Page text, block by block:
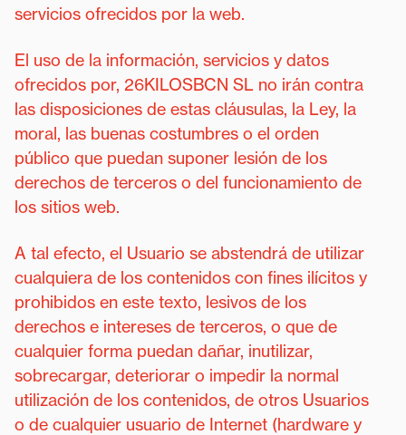
servicios ofrecidos por la web.
El uso de la información, servicios y datos
ofrecidos por, 26KILOSBCN SL no irán contra
las disposiciones de estas cláusulas, la Ley, la
moral, las buenas costumbres o el orden
público que puedan suponer lesión de los
derechos de terceros o del funcionamiento de
los sitios web.
A tal efecto, el Usuario se abstendrá de utilizar
cualquiera de los contenidos con fines ilícitos y
prohibidos en este texto, lesivos de los
derechos e intereses de terceros, o que de
cualquier forma puedan dañar, inutilizar,
sobrecargar, deteriorar o impedir la normal
utilización de los contenidos, de otros Usuarios
o de cualquier usuario de Internet (hardware y